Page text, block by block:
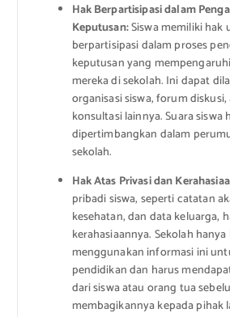
Hak Berpartisipasi dalam
Keputusan:Siswa memiliki hak
berpartisipasi dalam proses
keputusan yang
mereka di sekolah. Ini dapat
organisasi siswa, forum
konsultasi lainnya. Suara siswa
dipertimbangkan dalam
sekolah.
Hak Atas Privasi dan
pribadi siswa, seperti catatan
kesehatan, dan data keluarga,
kerahasiaannya. Sekolah
menggunakan informasi ini
pendidikan dan harus
dari siswa atau orang tua
membagikannya kepada pihak